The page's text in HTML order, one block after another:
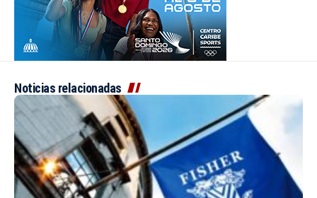
Noticias relacionadas